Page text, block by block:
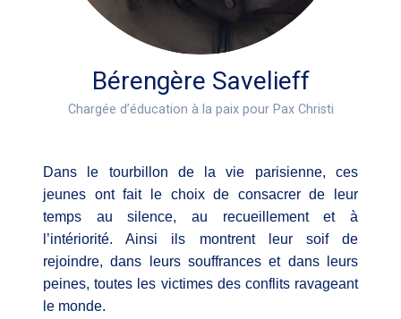
Bérengère Savelieff
Chargée d’éducation à la paix pour Pax Christi
Dans le tourbillon de la vie parisienne, ces
jeunes ont fait le choix de consacrer de leur
temps au silence, au recueillement et à
l’intériorité. Ainsi ils montrent leur soif de
rejoindre, dans leurs souffrances et dans leurs
peines, toutes les victimes des conflits ravageant
le monde.